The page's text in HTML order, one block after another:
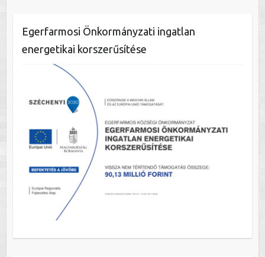
Egerfarmosi Önkormányzati ingatlan
energetikai korszerűsítése